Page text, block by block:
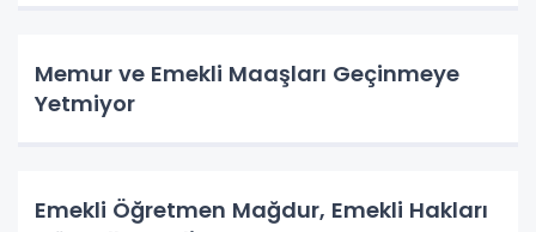
Memur ve Emekli Maaşları Geçinmeye
Yetmiyor
Emekli Öğretmen Mağdur, Emekli Hakları